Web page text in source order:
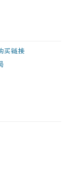
买链接